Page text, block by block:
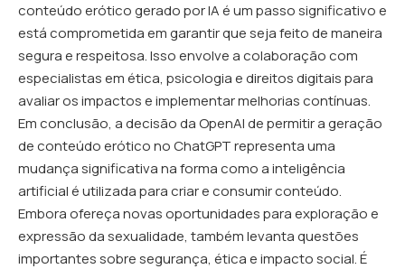
conteúdo erótico gerado por IA é um passo significativo e
está comprometida em garantir que seja feito de maneira
segura e respeitosa. Isso envolve a colaboração com
especialistas em ética, psicologia e direitos digitais para
avaliar os impactos e implementar melhorias contínuas.
Em conclusão, a decisão da OpenAI de permitir a geração
de conteúdo erótico no ChatGPT representa uma
mudança significativa na forma como a inteligência
artificial é utilizada para criar e consumir conteúdo.
Embora ofereça novas oportunidades para exploração e
expressão da sexualidade, também levanta questões
importantes sobre segurança, ética e impacto social. É